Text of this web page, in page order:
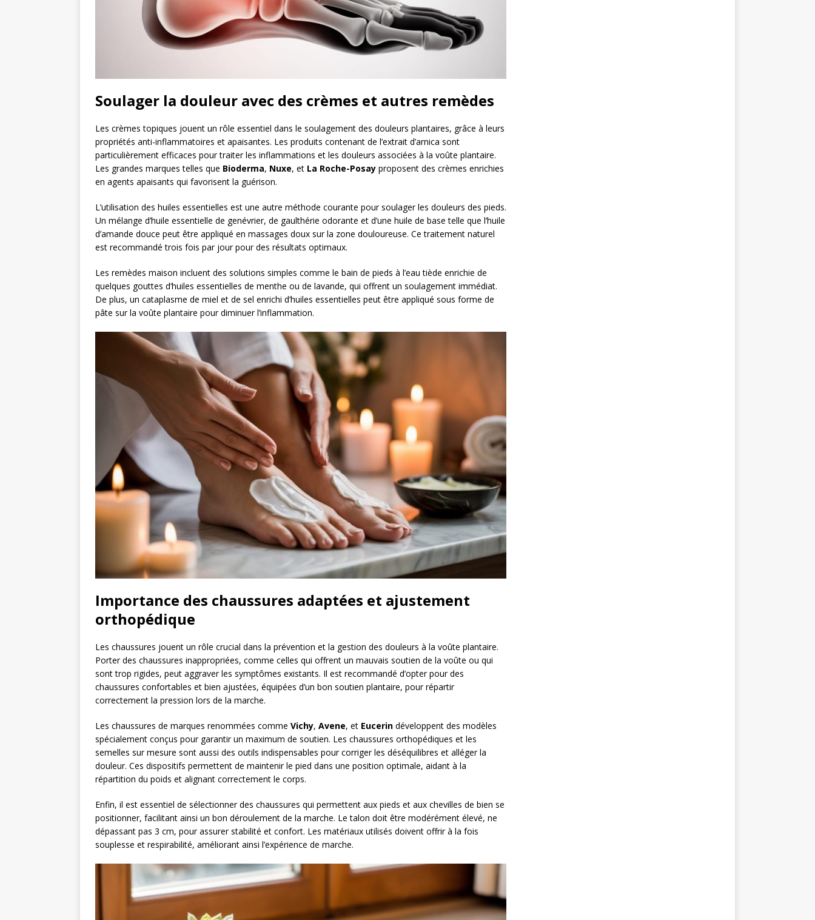
Soulager la douleur avec des crèmes et autres remèdes
Les crèmes topiques jouent un rôle essentiel dans le soulagement des douleurs plantaires, grâce à leurs
propriétés anti-inflammatoires et apaisantes. Les produits contenant de l’extrait d’arnica sont
particulièrement efficaces pour traiter les inflammations et les douleurs associées à la voûte plantaire.
Les grandes marques telles que Bioderma, Nuxe, et La Roche-Posay proposent des crèmes enrichies
en agents apaisants qui favorisent la guérison.
L’utilisation des huiles essentielles est une autre méthode courante pour soulager les douleurs des pieds.
Un mélange d’huile essentielle de genévrier, de gaulthérie odorante et d’une huile de base telle que l’huile
d’amande douce peut être appliqué en massages doux sur la zone douloureuse. Ce traitement naturel
est recommandé trois fois par jour pour des résultats optimaux.
Les remèdes maison incluent des solutions simples comme le bain de pieds à l’eau tiède enrichie de
quelques gouttes d’huiles essentielles de menthe ou de lavande, qui offrent un soulagement immédiat.
De plus, un cataplasme de miel et de sel enrichi d’huiles essentielles peut être appliqué sous forme de
pâte sur la voûte plantaire pour diminuer l’inflammation.
Importance des chaussures adaptées et ajustement
orthopédique
Les chaussures jouent un rôle crucial dans la prévention et la gestion des douleurs à la voûte plantaire.
Porter des chaussures inappropriées, comme celles qui offrent un mauvais soutien de la voûte ou qui
sont trop rigides, peut aggraver les symptômes existants. Il est recommandé d’opter pour des
chaussures confortables et bien ajustées, équipées d’un bon soutien plantaire, pour répartir
correctement la pression lors de la marche.
Les chaussures de marques renommées comme Vichy, Avene, et Eucerin développent des modèles
spécialement conçus pour garantir un maximum de soutien. Les chaussures orthopédiques et les
semelles sur mesure sont aussi des outils indispensables pour corriger les déséquilibres et alléger la
douleur. Ces dispositifs permettent de maintenir le pied dans une position optimale, aidant à la
répartition du poids et alignant correctement le corps.
Enfin, il est essentiel de sélectionner des chaussures qui permettent aux pieds et aux chevilles de bien se
positionner, facilitant ainsi un bon déroulement de la marche. Le talon doit être modérément élevé, ne
dépassant pas 3 cm, pour assurer stabilité et confort. Les matériaux utilisés doivent offrir à la fois
souplesse et respirabilité, améliorant ainsi l’expérience de marche.